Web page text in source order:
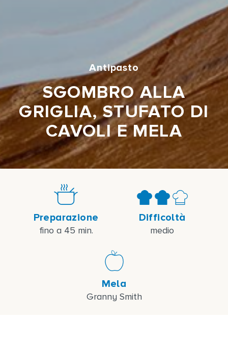
Antipasto
SGOMBRO ALLA
GRIGLIA, STUFATO DI
CAVOLI E MELA
Preparazione
fino a 45 min.
Difficoltà
medio
Mela
Granny Smith